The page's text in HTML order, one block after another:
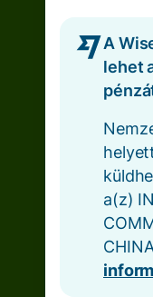
A
lehet
a(z)